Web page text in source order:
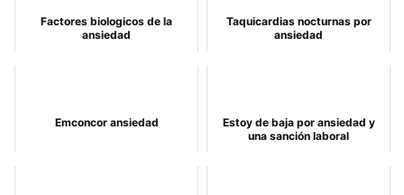
Factores biologicos de la
ansiedad
Taquicardias nocturnas por
ansiedad
Emconcor ansiedad
Estoy de baja por ansiedad y
una sanción laboral